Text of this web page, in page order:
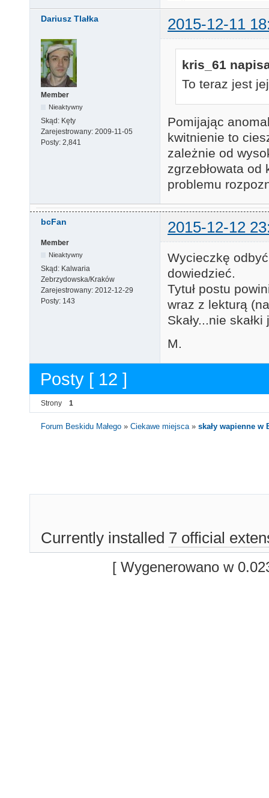
Dariusz Tlałka 2015-12-11
Member
Nieaktywny
Skąd: Kęty
Zarejestrowany: 2009-11-05
Posty: 2,841
kris_61
To teraz jest
Pomijając
kwitnienie to
zależnie od
zgrzebłowata
problemu
bcFan 2015-12-12
Member
Nieaktywny
Skąd: Kalwaria
Zebrzydowska/Kraków
Zarejestrowany: 2012-12-29
Posty: 143
Wycieczkę
dowiedzieć.
Tytuł postu
wraz z lekturą
Skały...nie
M.
Posty [ 12 ]
Strony 1
Forum Beskidu Małego »Ciekawe miejsca »skały wapienne w
Currently installed 7 official
[ Wygenerowano w